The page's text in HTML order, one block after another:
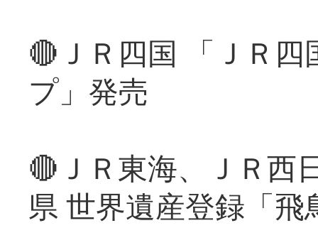
🔴ＪＲ四国 「ＪＲ
プ」発売
🔴ＪＲ東海、ＪＲ西
県 世界遺産登録「